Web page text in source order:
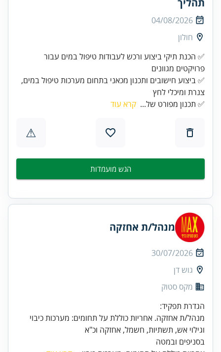
04/08/2026
חולון
✅ הכנת תיקי ביצוע ורכש לעבודות טיפול במים עבור
✅ ביצוע חישובים ותכנון מכאני בתחום מערכות טיפול במים,
צנרת ומיכלי לחץ
✅ תכנון מפורט של... קרא עוד
⚠
הגש מועמדות
מנהל/ת אחזקה
30/07/2026
גוש דן
מקס סטוק
מנהל/ת אחזקה. אחריות כוללת על תחומים: מערכות כיבוי
בסניפים ובמטה